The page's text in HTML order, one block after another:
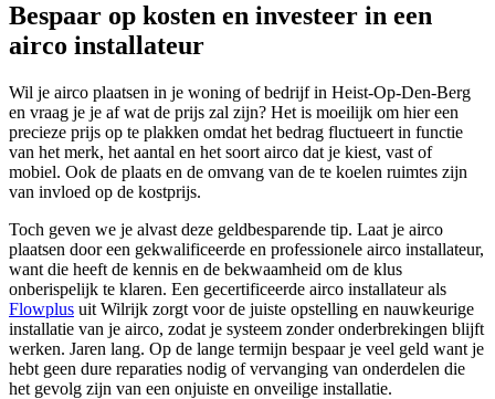
Bespaar op kosten en investeer in een
airco installateur
Wil je airco plaatsen in je woning of bedrijf in Heist-Op-Den-Berg
en vraag je je af wat de prijs zal zijn? Het is moeilijk om hier een
precieze prijs op te plakken omdat het bedrag fluctueert in functie
van het merk, het aantal en het soort airco dat je kiest, vast of
mobiel. Ook de plaats en de omvang van de te koelen ruimtes zijn
van invloed op de kostprijs.
Toch geven we je alvast deze geldbesparende tip. Laat je airco
plaatsen door een gekwalificeerde en professionele airco installateur,
want die heeft de kennis en de bekwaamheid om de klus
onberispelijk te klaren. Een gecertificeerde airco installateur als
Flowplus uit Wilrijk zorgt voor de juiste opstelling en nauwkeurige
installatie van je airco, zodat je systeem zonder onderbrekingen blijft
werken. Jaren lang. Op de lange termijn bespaar je veel geld want je
hebt geen dure reparaties nodig of vervanging van onderdelen die
het gevolg zijn van een onjuiste en onveilige installatie.